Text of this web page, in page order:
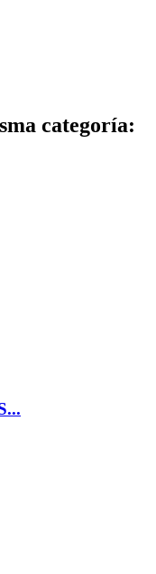
categoría: